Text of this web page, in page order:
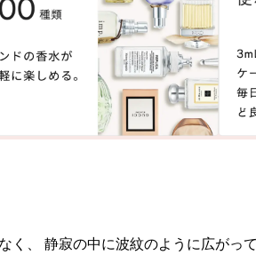
、 静寂の中に波紋のように広がっ